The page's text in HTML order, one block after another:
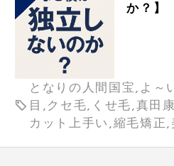
か？】
となりの人間国宝,よ～
目,クセ毛,くせ毛,真田
カット上手い,縮毛矯正